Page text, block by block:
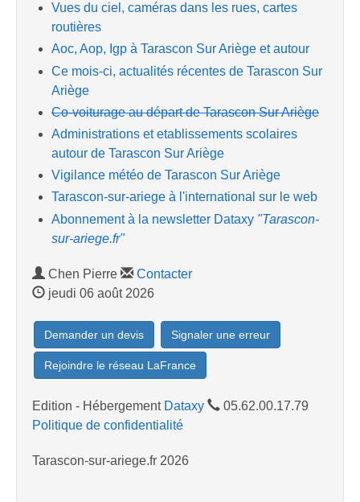
Vues du ciel, caméras dans les rues, cartes
routières
Aoc, Aop, Igp à Tarascon Sur Ariège et autour
Ce mois-ci, actualités récentes de Tarascon Sur
Ariège
Co-voiturage au départ de Tarascon Sur Ariège
Administrations et etablissements scolaires
autour de Tarascon Sur Ariège
Vigilance météo de Tarascon Sur Ariège
Tarascon-sur-ariege à l'international sur le web
Abonnement à la newsletter Dataxy "Tarascon-
sur-ariege.fr"
Chen Pierre
Contacter
jeudi 06 août 2026
Demander un devis Signaler une erreur
Rejoindre le réseau LaFrance
Edition - Hébergement Dataxy
05.62.00.17.79
Politique de confidentialité
Tarascon-sur-ariege.fr 2026